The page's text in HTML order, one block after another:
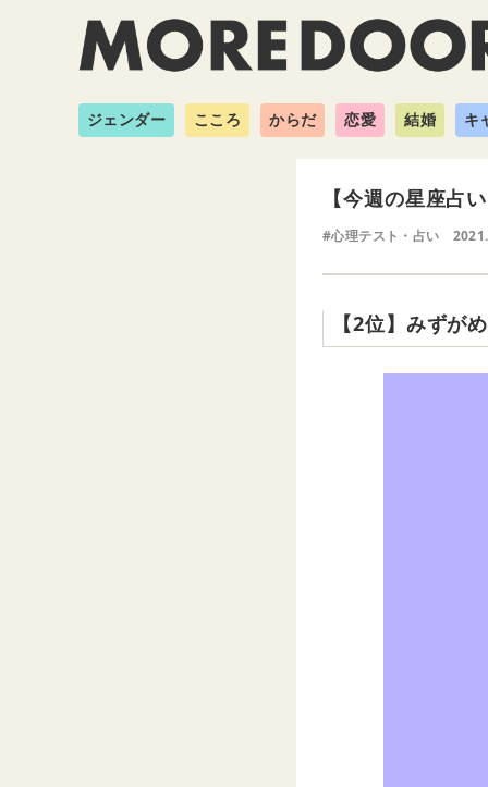
ジェンダー こころ からだ 恋愛 結婚 キ
【今週の星座占
#心理テスト・占い
【2位】みずが